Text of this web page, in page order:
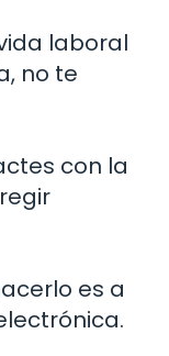
laboral
no te
con la
es a